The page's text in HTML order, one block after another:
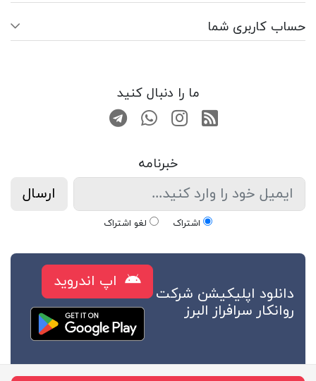
حساب کاربری شما
ما را دنبال کنید
RSS صفحه اینستاگرام
تماس با واتس اپ
کانال تلگرام
خبرنامه
ارسال
اشتراک لغو اشتراک
دانلود اپلیکیشن شرکت
روانکار سرافراز البرز
اپ اندروید